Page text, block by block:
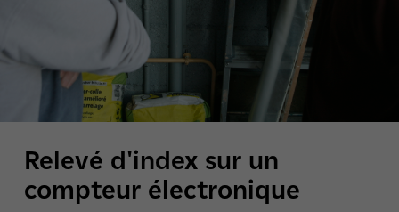
Relevé d'index sur un
compteur électronique